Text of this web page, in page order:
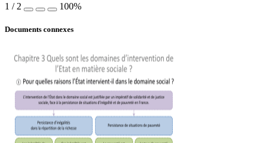
1 / 2 100%
Documents connexes